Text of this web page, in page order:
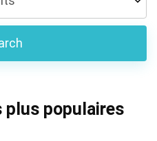
plus populaires